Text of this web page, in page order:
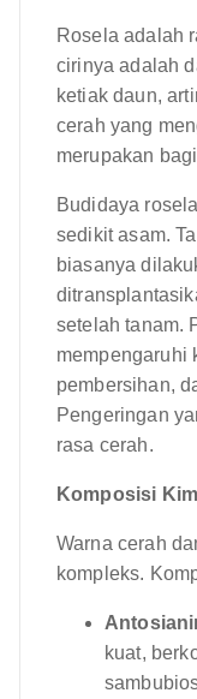
Rosela adalah
cirinya adalah
ketiak daun,
cerah yang
merupakan
Budidaya
sedikit asam.
biasanya
setelah tanam.
mempengaruhi
pembersihan,
Pengeringan
rasa cerah.
Komposisi
Warna cerah
kompleks.
kuat,